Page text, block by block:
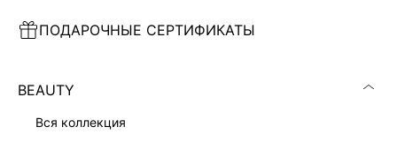
ПОДАРОЧНЫЕ СЕРТИФИКАТЫ
BEAUTY
вся коллекция
6 599 ₽-70%1 999 ₽ 5 999 ₽-70%